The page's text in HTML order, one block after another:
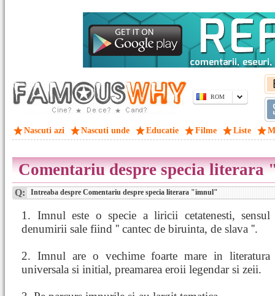
ROM
Nascuti azi Nascuti unde Educatie Filme Liste
Comentariu despre specia
Q: Intreaba despre Comentariu despre specia literara "imnul"
1. Imnul este o specie a liricii cetatenesti, sensul
denumirii sale fiind '' cantec de biruinta, de slava ''.
2. Imnul are o vechime foarte mare in literatura
universala si initial, preamarea eroii legendar si zeii.